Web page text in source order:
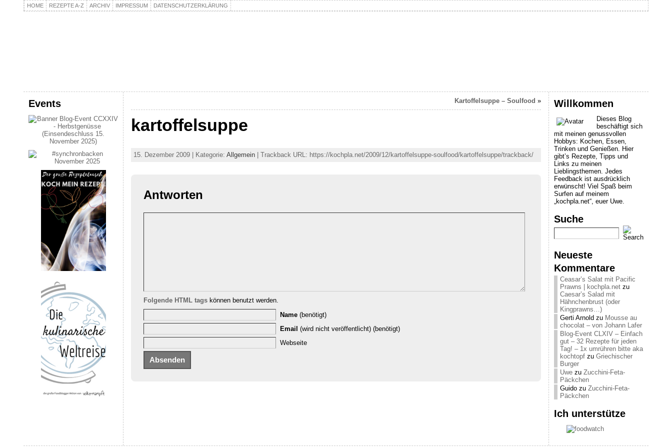
HOME REZEPTE A-Z ARCHIV IMPRESSUM DATENSCHUTZERKLÄRUNG
Events Kartoffelsuppe – Soulfood »
kartoffelsuppe
15. Dezember 2009 | Kategorie: Allgemein | Trackback URL: https://kochpla.net/2009/12/kartoffelsuppe-soulfood/kartoffelsuppe/trackback/
Antworten
Folgende HTML tags können benutzt werden.
Name (benötigt)
Email (wird nicht veröffentlicht) (benötigt)
Webseite
Willkommen
Dieses Blog
beschäftigt sich
mit meinen genussvollen
Hobbys: Kochen, Essen,
Trinken und Genießen. Hier
gibt’s Rezepte, Tipps und
Links zu meinen
Lieblingsthemen. Jedes
Feedback ist ausdrücklich
erwünscht! Viel Spaß beim
Surfen auf meinem
„kochpla.net“, euer Uwe.
Suche
Neueste
Kommentare
Ceasar’s Salat mit Pacific
Prawns | kochpla.net zu
Caesar’s Salad mit
Hähnchenbrust (oder
Kingprawns…)
Gerti Arnold zu Mousse au
chocolat – von Johann Lafer
Blog-Event CLXIV – Einfach
gut – 32 Rezepte für jeden
Tag! – 1x umrühren bitte aka
kochtopf zu Griechischer
Burger
Uwe zu Zucchini-Feta-
Päckchen
Guido zu Zucchini-Feta-
Päckchen
Ich unterstütze